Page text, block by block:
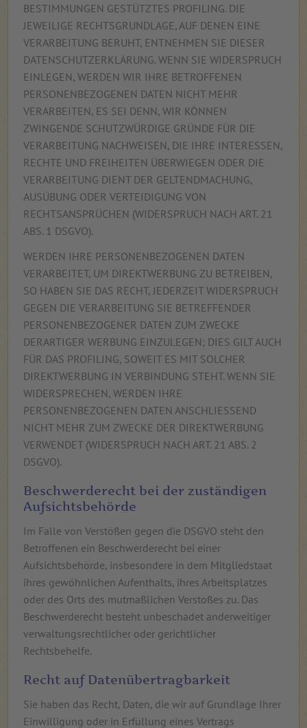
BESTIMMUNGEN GESTÜTZTES PROFILING. DIE
JEWEILIGE RECHTSGRUNDLAGE, AUF DENEN EINE
VERARBEITUNG BERUHT, ENTNEHMEN SIE DIESER
DATENSCHUTZERKLÄRUNG. WENN SIE WIDERSPRUCH
EINLEGEN, WERDEN WIR IHRE BETROFFENEN
PERSONENBEZOGENEN DATEN NICHT MEHR
VERARBEITEN, ES SEI DENN, WIR KÖNNEN
ZWINGENDE SCHUTZWÜRDIGE GRÜNDE FÜR DIE
VERARBEITUNG NACHWEISEN, DIE IHRE INTERESSEN,
RECHTE UND FREIHEITEN ÜBERWIEGEN ODER DIE
VERARBEITUNG DIENT DER GELTENDMACHUNG,
AUSÜBUNG ODER VERTEIDIGUNG VON
RECHTSANSPRÜCHEN (WIDERSPRUCH NACH ART. 21
ABS. 1 DSGVO).
WERDEN IHRE PERSONENBEZOGENEN DATEN
VERARBEITET, UM DIREKTWERBUNG ZU BETREIBEN,
SO HABEN SIE DAS RECHT, JEDERZEIT WIDERSPRUCH
GEGEN DIE VERARBEITUNG SIE BETREFFENDER
PERSONENBEZOGENER DATEN ZUM ZWECKE
DERARTIGER WERBUNG EINZULEGEN; DIES GILT AUCH
FÜR DAS PROFILING, SOWEIT ES MIT SOLCHER
DIREKTWERBUNG IN VERBINDUNG STEHT. WENN SIE
WIDERSPRECHEN, WERDEN IHRE
PERSONENBEZOGENEN DATEN ANSCHLIESSEND
NICHT MEHR ZUM ZWECKE DER DIREKTWERBUNG
VERWENDET (WIDERSPRUCH NACH ART. 21 ABS. 2
DSGVO).
Beschwerde­recht bei der zuständigen
Aufsichts­behörde
Im Falle von Verstößen gegen die DSGVO steht den
Betroffenen ein Beschwerderecht bei einer
Aufsichtsbehörde, insbesondere in dem Mitgliedstaat
ihres gewöhnlichen Aufenthalts, ihres Arbeitsplatzes
oder des Orts des mutmaßlichen Verstoßes zu. Das
Beschwerderecht besteht unbeschadet anderweitiger
verwaltungsrechtlicher oder gerichtlicher
Rechtsbehelfe.
Recht auf Daten­übertrag­barkeit
Sie haben das Recht, Daten, die wir auf Grundlage Ihrer
Einwilligung oder in Erfüllung eines Vertrags